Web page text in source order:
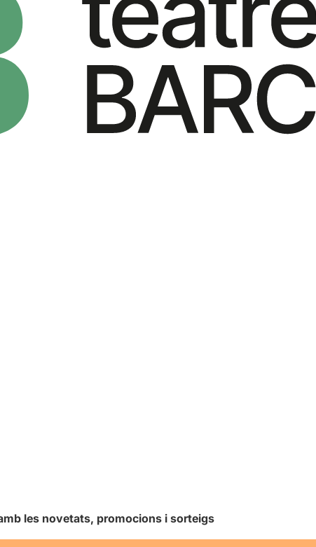
les novetats, promocions i sorteigs